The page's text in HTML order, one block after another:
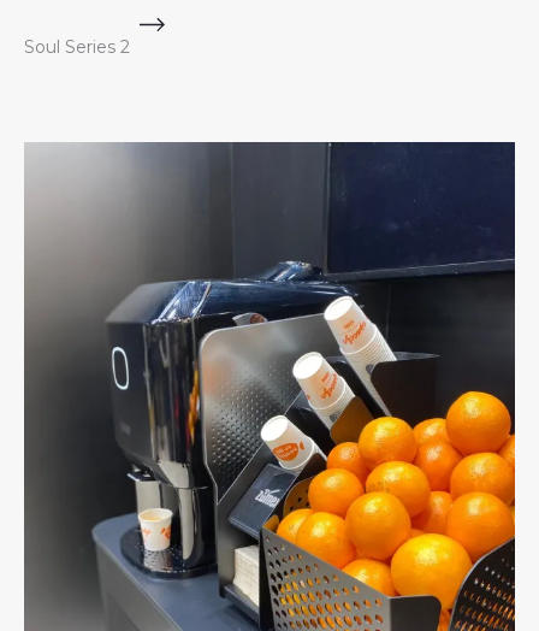
Soul Series 2